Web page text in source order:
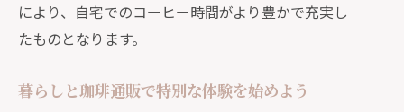
通販暮らしとコーヒーで叶うカフェ空
間作り
イテム
により、自宅でのコーヒー時間がより豊かで充実し
たものとなります。
暮らしと珈琲通販で特別な体験を始めよう